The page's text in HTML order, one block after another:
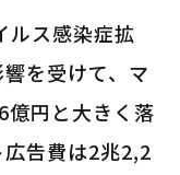
ルス感染症拡
を受けて、マ
億円と大きく落
告費は2兆2,2